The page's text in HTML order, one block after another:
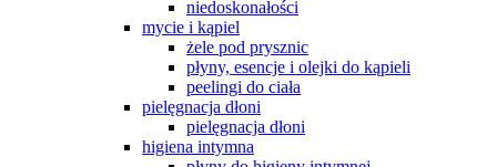
niedoskonałości
mycie i kąpiel
żele pod prysznic
płyny, esencje i olejki do kąpieli
peelingi do ciała
pielęgnacja dłoni
pielęgnacja dłoni
higiena intymna